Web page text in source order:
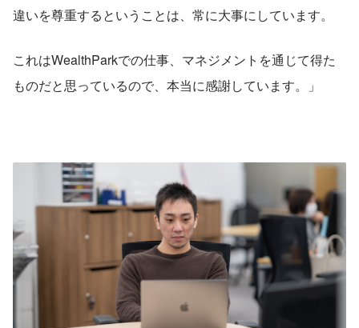
違いを尊重するということは、常に大事にしています。
これはWealthParkでの仕事、マネジメントを通じて得た
ものだと思っているので、本当に感謝しています。」